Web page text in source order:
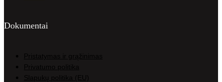
Dokumentai
Pristatymas ir grąžinimas
Privatumo politika
Slapukų politika (EU)